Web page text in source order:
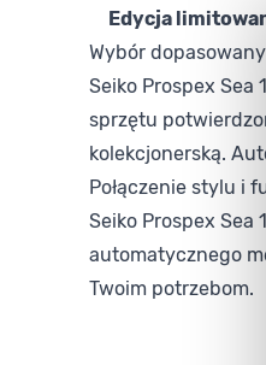
Edycja
Wybór
Seiko Prospex
sprzętu
kolekcjonerską.
Połączenie stylu i
Seiko Prospex
automatycznego
Twoim potrzebom.